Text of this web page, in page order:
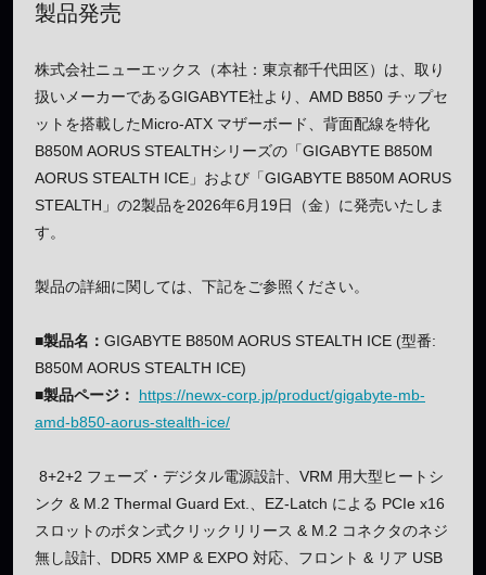
製品発売
株式会社ニューエックス（本社：東京都千代田区）は、取り
扱いメーカーであるGIGABYTE社より、AMD B850 チップセ
ットを搭載したMicro-ATX マザーボード、背面配線を特化
B850M AORUS STEALTHシリーズの「GIGABYTE B850M
AORUS STEALTH ICE」および「GIGABYTE B850M AORUS
STEALTH」の2製品を2026年6月19日（金）に発売いたしま
す。
製品の詳細に関しては、下記をご参照ください。
■製品名： GIGABYTE B850M AORUS STEALTH ICE (型番:
B850M AORUS STEALTH ICE)
■製品ページ：
https://newx-corp.jp/product/gigabyte-mb-
amd-b850-aorus-stealth-ice/
8+2+2 フェーズ・デジタル電源設計、VRM 用大型ヒートシ
ンク & M.2 Thermal Guard Ext.、EZ-Latch による PCIe x16
スロットのボタン式クリックリリース & M.2 コネクタのネジ
無し設計、DDR5 XMP & EXPO 対応、フロント & リア USB